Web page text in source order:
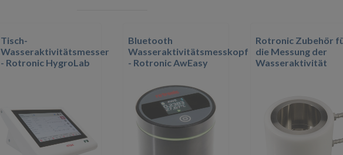
Tisch-
Wasseraktivitätsmesser
- Rotronic HygroLab
Bluetooth
Wasseraktivitätsmesskopf
- Rotronic AwEasy
Rotronic Zubehör
die Messung der
Wasseraktivität